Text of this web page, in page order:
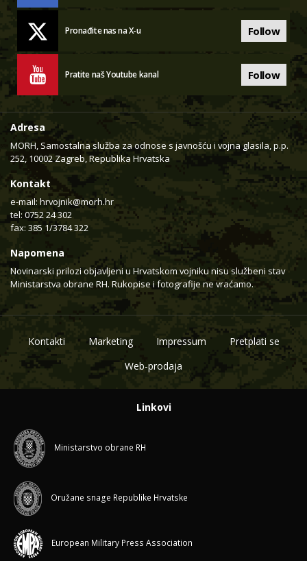
Pronađite nas na X-u Follow
Pratite naš Youtube kanal Follow
Adresa
MORH, Samostalna služba za odnose s javnošću i vojna glasila, p.p.
252, 10002 Zagreb, Republika Hrvatska
Kontakt
e-mail: hrvojnik@morh.hr
tel: 0752 24 302
fax: 385 1/3784 322
Napomena
Novinarski prilozi objavljeni u Hrvatskom vojniku nisu službeni stav
Ministarstva obrane RH. Rukopise i fotografije ne vraćamo.
Kontakti Marketing Impressum
Pretplati se
Web-prodaja
Linkovi
Ministarstvo obrane RH
Oružane snage Republike Hrvatske
European Military Press Association